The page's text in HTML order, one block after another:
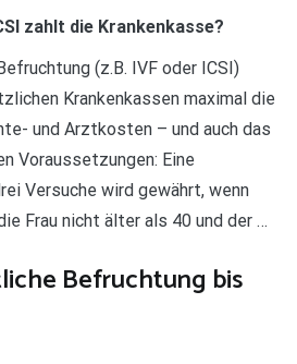
zahlt die Krankenkasse?
(z.B. IVF oder ICSI)
Krankenkassen maximal die
und Arztkosten – und auch das
Voraussetzungen: Eine
Versuche wird gewährt, wenn
Frau nicht älter als 40 und der …
Befruchtung bis